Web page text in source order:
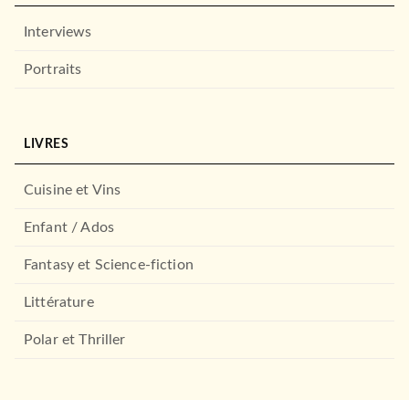
Interviews
Portraits
LIVRES
Cuisine et Vins
Enfant / Ados
Fantasy et Science-fiction
Littérature
Polar et Thriller